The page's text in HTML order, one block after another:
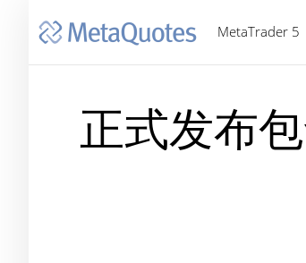
MetaTrader 5
正式发布